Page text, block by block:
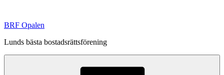
innehåll
BRF Opalen
Lunds bästa bostadsrättsförening